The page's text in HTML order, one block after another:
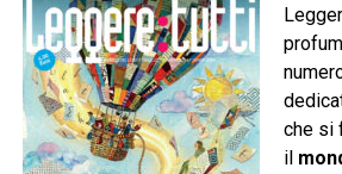
che si
il